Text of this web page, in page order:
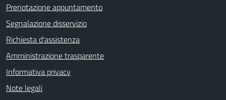
Prenotazione appuntamento
Segnalazione disservizio
Richiesta d'assistenza
Amministrazione trasparente
Informativa privacy
Note legali